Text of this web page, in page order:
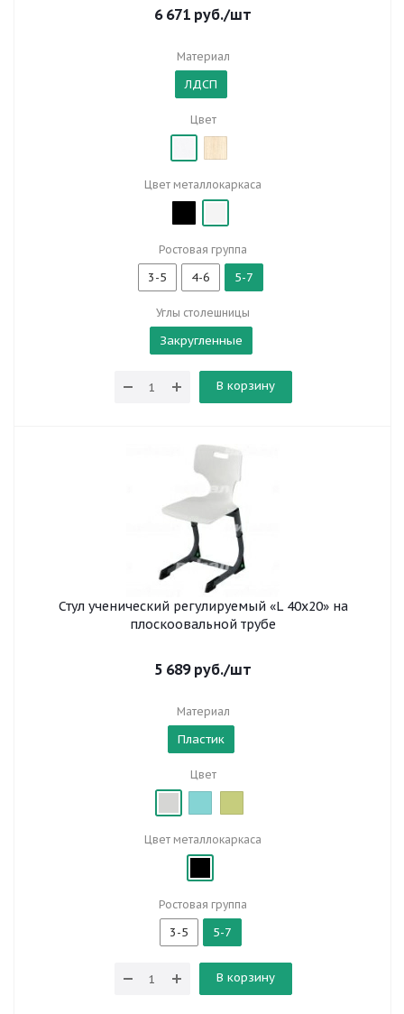
6 671 руб./шт
Материал
ЛДСП
Цвет
Цвет металлокаркаса
Ростовая группа
3-5 4-6 5-7
Углы столешницы
Закругленные
В корзину
Стул ученический регулируемый «L 40x20» на
плоскоовальной трубе
5 689руб./шт
Материал
Пластик
Цвет
Цвет металлокаркаса
Ростовая группа
3-5 5-7
В корзину